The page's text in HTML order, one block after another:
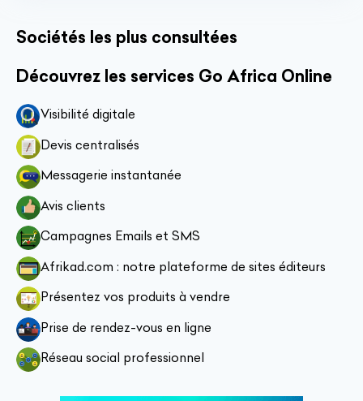
Sociétés les plus consultées
Découvrez les services Go Africa Online
Visibilité digitale
Devis centralisés
Messagerie instantanée
Avis clients
Campagnes Emails et SMS
Afrikad.com : notre plateforme de sites éditeurs
Présentez vos produits à vendre
Prise de rendez-vous en ligne
Réseau social professionnel